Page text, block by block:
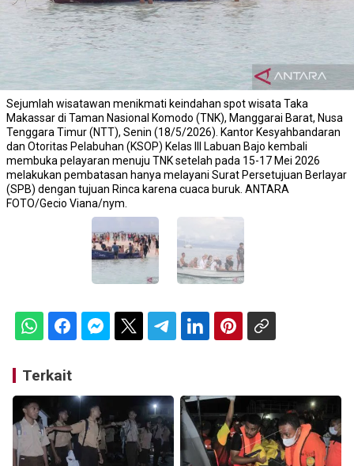
Sejumlah wisatawan menikmati keindahan spot wisata Taka
Makassar di Taman Nasional Komodo (TNK), Manggarai Barat, Nusa
Tenggara Timur (NTT), Senin (18/5/2026). Kantor Kesyahbandaran
dan Otoritas Pelabuhan (KSOP) Kelas III Labuan Bajo kembali
membuka pelayaran menuju TNK setelah pada 15-17 Mei 2026
melakukan pembatasan hanya melayani Surat Persetujuan Berlayar
(SPB) dengan tujuan Rinca karena cuaca buruk. ANTARA
FOTO/Gecio Viana/nym.
Terkait